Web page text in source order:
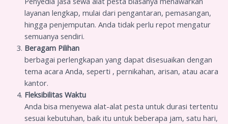
layanan lengkap, mulai dari pengantaran, pemasangan,
hingga penjemputan. Anda tidak perlu repot mengatur
semuanya sendiri.
Beragam Pilihan
berbagai perlengkapan yang dapat disesuaikan dengan
tema acara Anda, seperti , pernikahan, arisan, atau acara
kantor.
Fleksibilitas Waktu
Anda bisa menyewa alat-alat pesta untuk durasi tertentu
sesuai kebutuhan, baik itu untuk beberapa jam, satu hari,